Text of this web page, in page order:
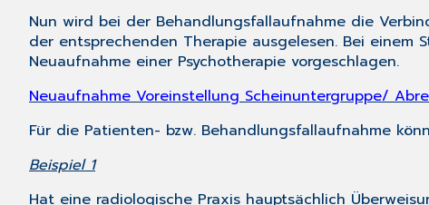
Nun wird bei der Behandlungsfallaufnahme die
der entsprechenden Therapie ausgelesen. Bei
Neuaufnahme einer Psychotherapie vorgeschlagen.
Neuaufnahme Voreinstellung Scheinuntergruppe/
Für die Patienten- bzw. Behandlungsfallaufnahme
Beispiel 1
Hat eine radiologische Praxis hauptsächlich